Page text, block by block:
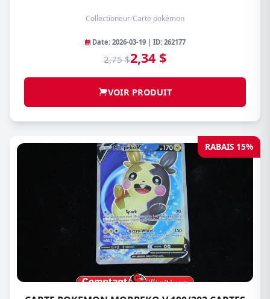
Collectioneur/Carte pokémon
Date: 2026-03-19 | ID: 262177
2,75 $2,34 $
VOIR PRODUIT
RABAIS 15%